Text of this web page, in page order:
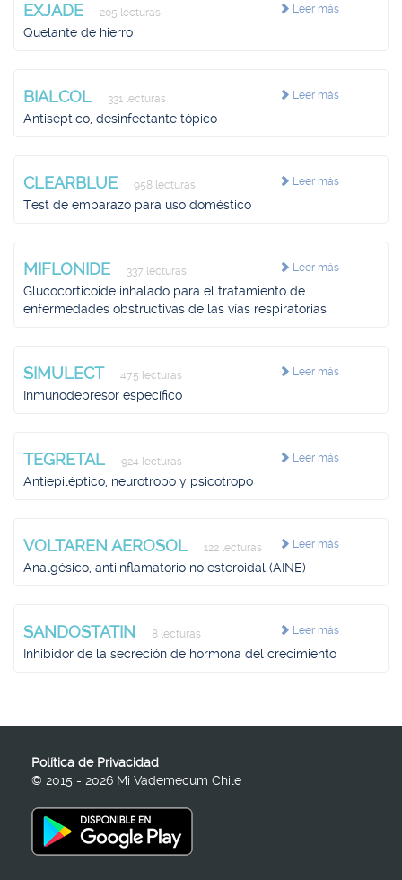
Leer más
EXJADE 205 lecturas
Quelante de hierro
Leer más
BIALCOL 331 lecturas
Antiséptico, desinfectante tópico
Leer más
CLEARBLUE 958 lecturas
Test de embarazo para uso doméstico
Leer más
MIFLONIDE 337 lecturas
Glucocorticoide inhalado para el tratamiento de
enfermedades obstructivas de las vías respiratorias
Leer más
SIMULECT 475 lecturas
Inmunodepresor específico
Leer más
TEGRETAL 924 lecturas
Antiepiléptico, neurotropo y psicotropo
Leer más
VOLTAREN AEROSOL 122 lecturas
Analgésico, antiinflamatorio no esteroidal (AINE)
Leer más
SANDOSTATIN 8 lecturas
Inhibidor de la secreción de hormona del crecimiento
Política de Privacidad
© 2015 - 2026 Mi Vademecum Chile